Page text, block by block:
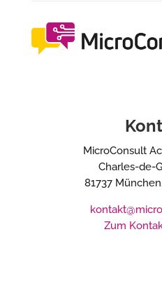
MicroConsult
Charles-de-
81737
Zum